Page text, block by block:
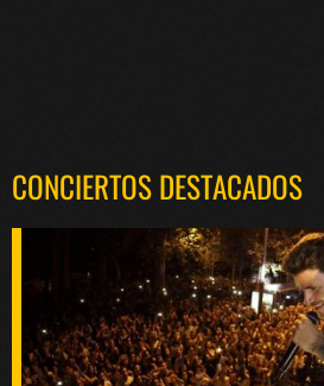
CONCIERTOS DESTACADOS